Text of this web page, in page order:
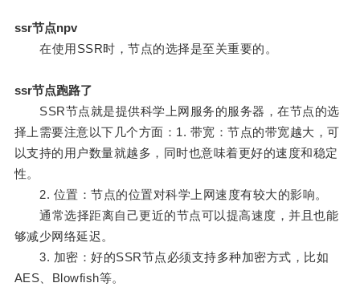
ssr节点npv
在使用SSR时，节点的选择是至关重要的。
ssr节点跑路了
SSR节点就是提供科学上网服务的服务器，在节点的选
择上需要注意以下几个方面：1. 带宽：节点的带宽越大，可
以支持的用户数量就越多，同时也意味着更好的速度和稳定
性。
2. 位置：节点的位置对科学上网速度有较大的影响。
通常选择距离自己更近的节点可以提高速度，并且也能
够减少网络延迟。
3. 加密：好的SSR节点必须支持多种加密方式，比如
AES、Blowfish等。